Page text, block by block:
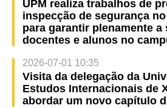
UPM realiza trabalhos de
inspecção de segurança
para garantir plenamente a
docentes e alunos no
2026-07-01 10:35
Visita da delegação da
Estudos Internacionais de
abordar um novo capítulo